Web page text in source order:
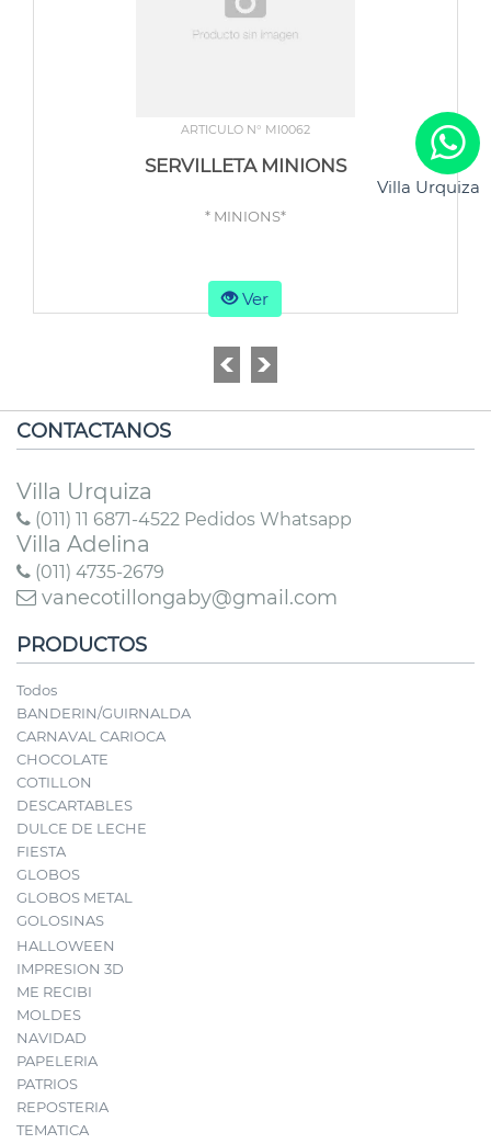
Villa Urquiza
ARTICULO N° MI0062
SERVILLETA MINIONS
* MINIONS*
Ver
CONTACTANOS
Villa Urquiza
(011) 11 6871-4522 Pedidos Whatsapp
Villa Adelina
(011) 4735-2679
vanecotillongaby@gmail.com
PRODUCTOS
Todos
BANDERIN/GUIRNALDA
CARNAVAL CARIOCA
CHOCOLATE
COTILLON
DESCARTABLES
DULCE DE LECHE
FIESTA
GLOBOS
GLOBOS METAL
GOLOSINAS
HALLOWEEN
IMPRESION 3D
ME RECIBI
MOLDES
NAVIDAD
PAPELERIA
PATRIOS
REPOSTERIA
TEMATICA